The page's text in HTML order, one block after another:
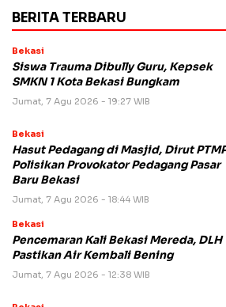
BERITA TERBARU
Bekasi
Siswa Trauma Dibully Guru, Kepsek
SMKN 1 Kota Bekasi Bungkam
Jumat, 7 Agu 2026 - 19:27 WIB
Bekasi
Hasut Pedagang di Masjid, Dirut
Polisikan Provokator Pedagang Pasar
Baru Bekasi
Jumat, 7 Agu 2026 - 18:44 WIB
Bekasi
Pencemaran Kali Bekasi Mereda, DLH
Pastikan Air Kembali Bening
Jumat, 7 Agu 2026 - 12:38 WIB